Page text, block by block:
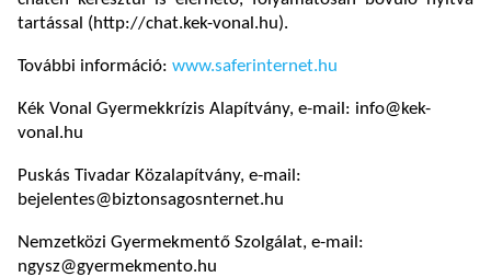
tartással (http://chat.kek-vonal.hu).
További információ: www.saferinternet.hu
Kék Vonal Gyermekkrízis Alapítvány, e-mail: info@kek-
vonal.hu
Puskás Tivadar Közalapítvány, e-mail:
bejelentes@biztonsagosnternet.hu
Nemzetközi Gyermekmentő Szolgálat, e-mail:
ngysz@gyermekmento.hu